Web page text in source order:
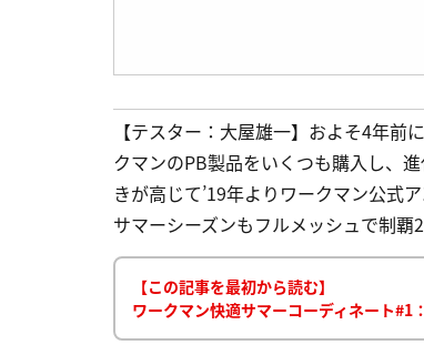
【テスター：大屋雄一】およそ4年
クマンのPB製品をいくつも購入し、
きが高じて’19年よりワークマン公式
サマーシーズンもフルメッシュで制
【この記事を最初から読む】
ワークマン快適サマーコーディネート